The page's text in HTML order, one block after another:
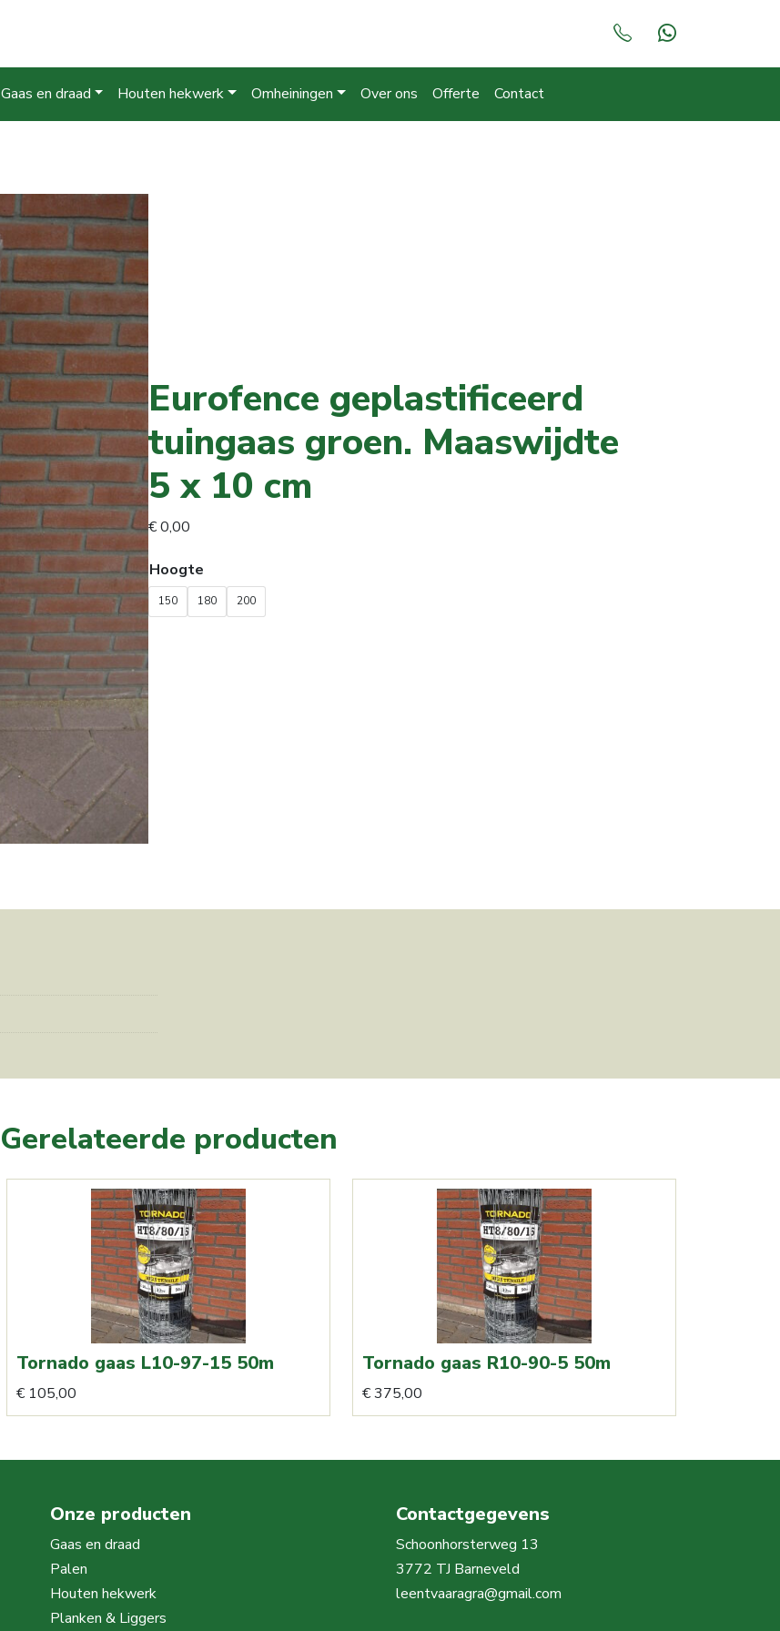
Gaas en draad Houten hekwerk Omheiningen Over ons Offerte Contact
Eurofence geplastificeerd
tuingaas groen. Maaswijdte
5 x 10 cm
€0,00
Hoogte
150 180 200
Eurofence
geplastificeerd
tuingaas
cm
Gerelateerde producten
Tornado gaas L10-97-15 50m
€ 105,00
Tornado gaas R10-90-5 50m
€375,00
Onze producten
Gaas en draad
Palen
Houten hekwerk
Planken & Liggers
Contactgegevens
Schoonhorsterweg 13
3772 TJ Barneveld
leentvaaragra@gmail.com